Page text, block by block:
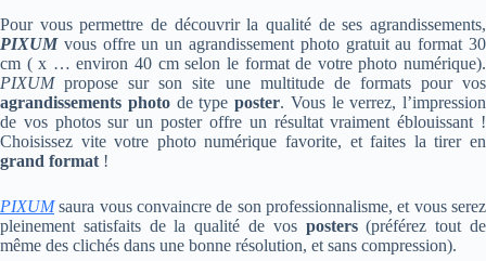
Pour vous permettre de découvrir la qualité de ses agrandissements,
PIXUM vous offre un un agrandissement photo gratuit au format 30
cm ( x … environ 40 cm selon le format de votre photo numérique).
PIXUMpropose sur son site une multitude de formats pour vos
agrandissements photode type poster. Vous le verrez, l’impression
de vos photos sur un poster offre un résultat vraiment éblouissant !
Choisissez vite votre photo numérique favorite, et faites la tirer en
grand format !
PIXUM saura vous convaincre de son professionnalisme, et vous serez
pleinement satisfaits de la qualité de vos posters(préférez tout de
même des clichés dans une bonne résolution, et sans compression).